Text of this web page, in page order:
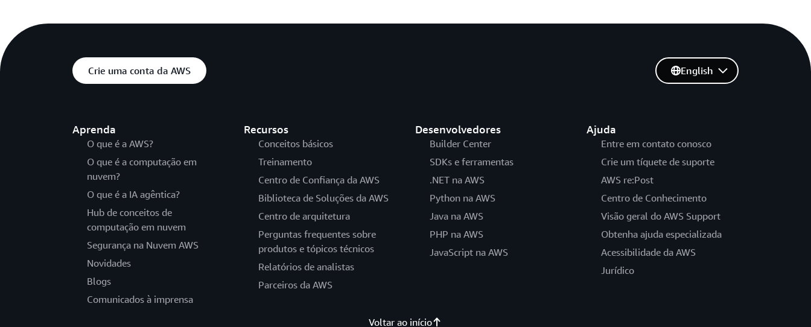
Crie uma conta da AWS
Aprenda
O que é a AWS?
O que é a computação em
nuvem?
O que é a IA agêntica?
Hub de conceitos de
computação em nuvem
Segurança na Nuvem AWS
Novidades
Blogs
Comunicados à imprensa
Recursos
Conceitos básicos
Treinamento
Centro de Confiança da AWS
Biblioteca de Soluções da AWS
Centro de arquitetura
Perguntas frequentes sobre
produtos e tópicos técnicos
Relatórios de analistas
Parceiros da AWS
Desenvolvedores
Builder Center
SDKs e ferramentas
.NET na AWS
Python na AWS
Java na AWS
PHP na AWS
JavaScript na AWS
Ajuda
Entre em contato conosco
Crie um tíquete de suporte
AWS re:Post
Centro de Conhecimento
Visão geral do AWS Support
Obtenha ajuda especializada
Acessibilidade da AWS
Jurídico
English
Voltar ao início